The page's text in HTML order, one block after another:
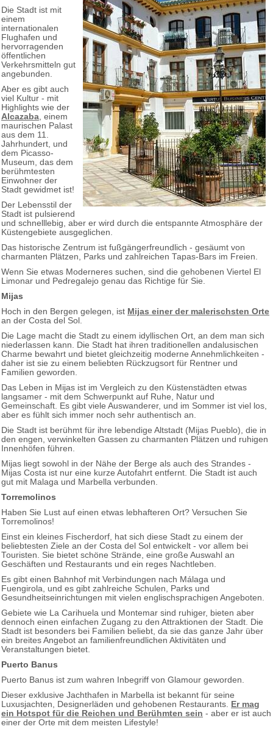
Die Stadt ist mit
einem
internationalen
Flughafen und
hervorragenden
öffentlichen
Verkehrsmitteln gut
angebunden.
Aber es gibt auch
viel Kultur - mit
Highlights wie der
Alcazaba , einem
maurischen Palast
aus dem 11.
Jahrhundert, und
dem Picasso-
Museum, das dem
berühmtesten
Einwohner der
Stadt gewidmet ist!
Der Lebensstil der
Stadt ist pulsierend
und schnelllebig, aber er wird durch die entspannte Atmosphäre der
Küstengebiete ausgeglichen.
Das historische Zentrum ist fußgängerfreundlich - gesäumt von
charmanten Plätzen, Parks und zahlreichen Tapas-Bars im Freien.
Wenn Sie etwas Moderneres suchen, sind die gehobenen Viertel El
Limonar und Pedregalejo genau das Richtige für Sie.
Mijas
Hoch in den Bergen gelegen, ist Mijas einer der malerischsten Orte
an der Costa del Sol.
Die Lage macht die Stadt zu einem idyllischen Ort, an dem man sich
niederlassen kann. Die Stadt hat ihren traditionellen andalusischen
Charme bewahrt und bietet gleichzeitig moderne Annehmlichkeiten -
daher ist sie zu einem beliebten Rückzugsort für Rentner und
Familien geworden.
Das Leben in Mijas ist im Vergleich zu den Küstenstädten etwas
langsamer - mit dem Schwerpunkt auf Ruhe, Natur und
Gemeinschaft. Es gibt viele Auswanderer, und im Sommer ist viel los,
aber es fühlt sich immer noch sehr authentisch an.
Die Stadt ist berühmt für ihre lebendige Altstadt (Mijas Pueblo), die in
den engen, verwinkelten Gassen zu charmanten Plätzen und ruhigen
Innenhöfen führen.
Mijas liegt sowohl in der Nähe der Berge als auch des Strandes -
Mijas Costa ist nur eine kurze Autofahrt entfernt. Die Stadt ist auch
gut mit Malaga und Marbella verbunden.
Torremolinos
Haben Sie Lust auf einen etwas lebhafteren Ort? Versuchen Sie
Torremolinos!
Einst ein kleines Fischerdorf, hat sich diese Stadt zu einem der
beliebtesten Ziele an der Costa del Sol entwickelt - vor allem bei
Touristen. Sie bietet schöne Strände, eine große Auswahl an
Geschäften und Restaurants und ein reges Nachtleben.
Es gibt einen Bahnhof mit Verbindungen nach Málaga und
Fuengirola, und es gibt zahlreiche Schulen, Parks und
Gesundheitseinrichtungen mit vielen englischsprachigen Angeboten.
Gebiete wie La Carihuela und Montemar sind ruhiger, bieten aber
dennoch einen einfachen Zugang zu den Attraktionen der Stadt. Die
Stadt ist besonders bei Familien beliebt, da sie das ganze Jahr über
ein breites Angebot an familienfreundlichen Aktivitäten und
Veranstaltungen bietet.
Puerto Banus
Puerto Banus ist zum wahren Inbegriff von Glamour geworden.
Dieser exklusive Jachthafen in Marbella ist bekannt für seine
Luxusjachten, Designerläden und gehobenen Restaurants. Er mag
ein Hotspot für die Reichen und Berühmten sein - aber er ist auch
einer der Orte mit dem meisten Lifestyle!